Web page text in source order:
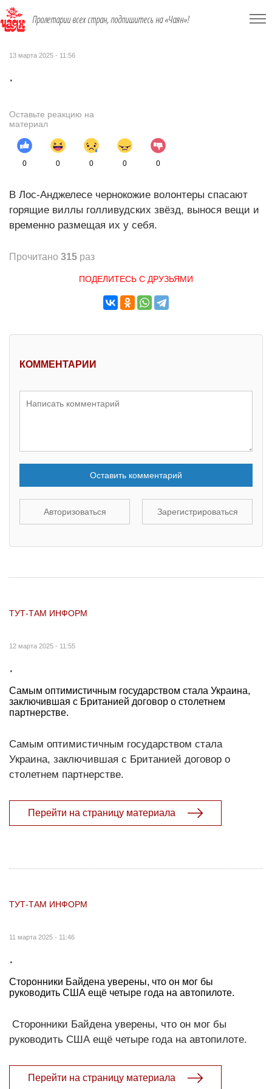
Пролетарии всех стран, подпишитесь на «Чаян»!
13 марта 2025 - 11:56
.
Оставьте реакцию на
материал
0 0 0 0 0
В Лос-Анджелесе чернокожие волонтеры спасают
горящие виллы голливудских звёзд, вынося вещи и
временно размещая их у себя.
Прочитано 315 раз
ПОДЕЛИТЕСЬ С ДРУЗЬЯМИ
КОММЕНТАРИИ
Оставить комментарий
Авторизоваться Зарегистрироваться
ТУТ-ТАМ ИНФОРМ
12 марта 2025 - 11:55
.
Самым оптимистичным государством стала Украина,
заключившая с Британией договор о столетнем
партнерстве.
Самым оптимистичным государством стала
Украина, заключившая с Британией договор о
столетнем партнерстве.
Перейти на страницу материала
ТУТ-ТАМ ИНФОРМ
11 марта 2025 - 11:46
.
Сторонники Байдена уверены, что он мог бы
руководить США ещё четыре года на автопилоте.
Сторонники Байдена уверены, что он мог бы
руководить США ещё четыре года на автопилоте.
Перейти на страницу материала